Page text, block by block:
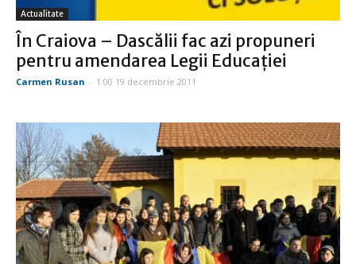
Actualitate
În Craiova – Dascălii fac azi propuneri
pentru amendarea Legii Educaţiei
Carmen Rusan - 1:00 19 decembrie 2011